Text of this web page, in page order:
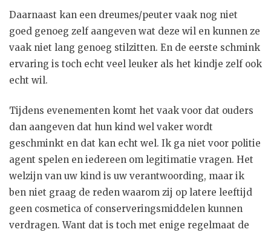
Daarnaast kan een dreumes/peuter vaak nog niet
goed genoeg zelf aangeven wat deze wil en kunnen ze
vaak niet lang genoeg stilzitten. En de eerste schmink
ervaring is toch echt veel leuker als het kindje zelf ook
echt wil.
Tijdens evenementen komt het vaak voor dat ouders
dan aangeven dat hun kind wel vaker wordt
geschminkt en dat kan echt wel. Ik ga niet voor politie
agent spelen en iedereen om legitimatie vragen. Het
welzijn van uw kind is uw verantwoording, maar ik
ben niet graag de reden waarom zij op latere leeftijd
geen cosmetica of conserveringsmiddelen kunnen
verdragen. Want dat is toch met enige regelmaat de